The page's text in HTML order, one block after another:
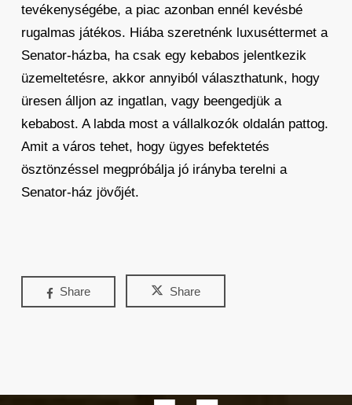
tevékenységébe, a piac azonban ennél kevésbé
rugalmas játékos. Hiába szeretnénk luxuséttermet a
Senator-házba, ha csak egy kebabos jelentkezik
üzemeltetésre, akkor annyiból választhatunk, hogy
üresen álljon az ingatlan, vagy beengedjük a
kebabost. A labda most a vállalkozók oldalán pattog.
Amit a város tehet, hogy ügyes befektetés
ösztönzéssel megpróbálja jó irányba terelni a
Senator-ház jövőjét.
Share Share